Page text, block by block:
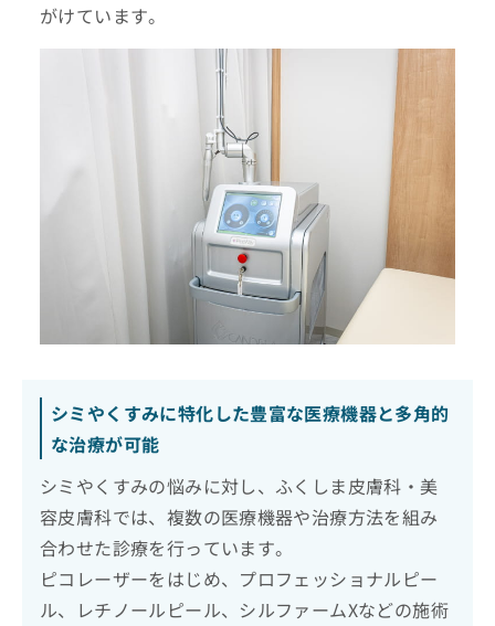
がけています。
シミやくすみに特化した豊富な医療機器と多角的
な治療が可能
シミやくすみの悩みに対し、ふくしま皮膚科・美
容皮膚科では、複数の医療機器や治療方法を組み
合わせた診療を行っています。
ピコレーザーをはじめ、プロフェッショナルピー
ル、レチノールピール、シルファームXなどの施術